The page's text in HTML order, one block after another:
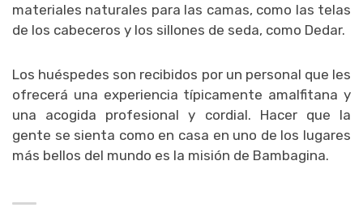
materiales naturales para las camas, como las telas
de los cabeceros y los sillones de seda, como Dedar.
Los huéspedes son recibidos por un personal que les
ofrecerá una experiencia típicamente amalfitana y
una acogida profesional y cordial. Hacer que la
gente se sienta como en casa en uno de los lugares
más bellos del mundo es la misión de Bambagina.